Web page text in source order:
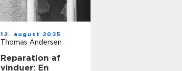
12. august 2025
Thomas Andersen
Reparation af
vinduer: En